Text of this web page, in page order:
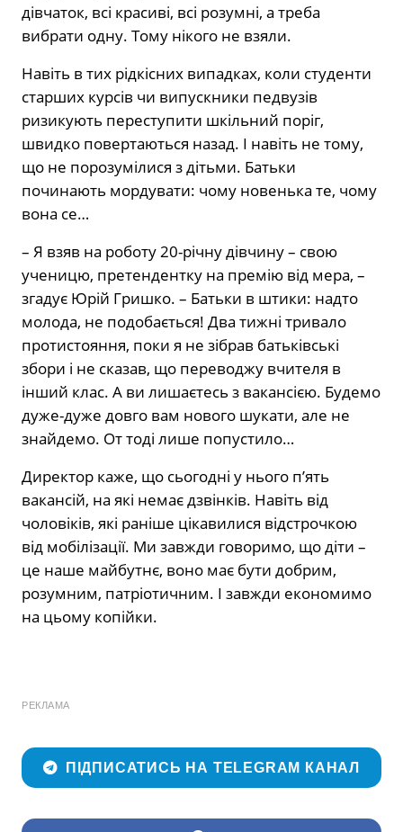
дівчаток, всі красиві, всі розумні, а треба
вибрати одну. Тому нікого не взяли.
Навіть в тих рідкісних випадках, коли студенти
старших курсів чи випускники педвузів
ризикують переступити шкільний поріг,
швидко повертаються назад. І навіть не тому,
що не порозумілися з дітьми. Батьки
починають мордувати: чому новенька те, чому
вона се…
– Я взяв на роботу 20-річну дівчину – свою
ученицю, претендентку на премію від мера, –
згадує Юрій Гришко. – Батьки в штики: надто
молода, не подобається! Два тижні тривало
протистояння, поки я не зібрав батьківські
збори і не сказав, що переводжу вчителя в
інший клас. А ви лишаєтесь з вакансією. Будемо
дуже-дуже довго вам нового шукати, але не
знайдемо. От тоді лише попустило…
Директор каже, що сьогодні у нього п’ять
вакансій, на які немає дзвінків. Навіть від
чоловіків, які раніше цікавилися відстрочкою
від мобілізації. Ми завжди говоримо, що діти –
це наше майбутнє, воно має бути добрим,
розумним, патріотичним. І завжди економимо
на цьому копійки.
РЕКЛАМА
ПІДПИСАТИСЬ НА TELEGRAM КАНАЛ